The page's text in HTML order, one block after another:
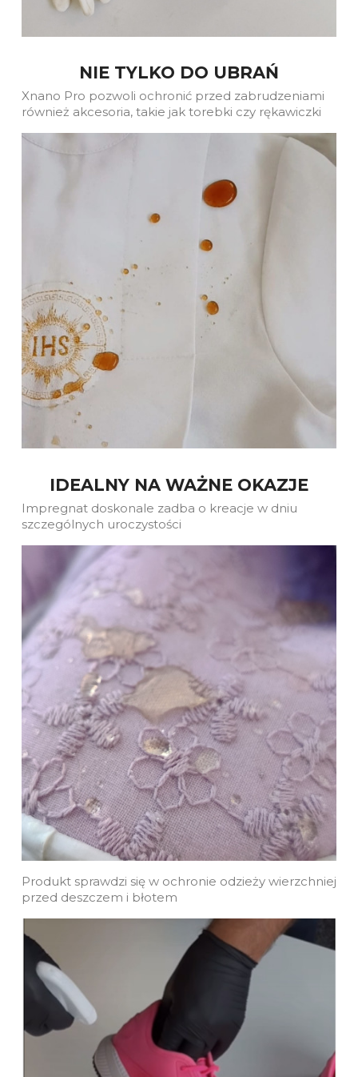
NIE TYLKO DO UBRAŃ
Xnano Pro pozwoli ochronić przed zabrudzeniami
również akcesoria, takie jak torebki czy rękawiczki
IDEALNY NA WAŻNE OKAZJE
Impregnat doskonale zadba o kreacje w dniu
szczególnych uroczystości
Produkt sprawdzi się w ochronie odzieży wierzchniej
przed deszczem i błotem